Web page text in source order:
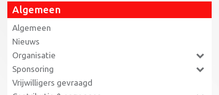
Algemeen
Algemeen
Nieuws
Organisatie
Sponsoring
Vrijwilligers gevraagd